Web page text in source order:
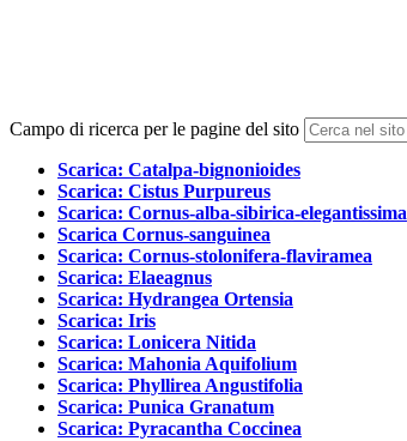
Campo di ricerca per le pagine del sito
Scarica: Catalpa-bignonioides
Scarica: Cistus Purpureus
Scarica: Cornus-alba-sibirica-elegantissima
Scarica Cornus-sanguinea
Scarica: Cornus-stolonifera-flaviramea
Scarica: Elaeagnus
Scarica: Hydrangea Ortensia
Scarica: Iris
Scarica: Lonicera Nitida
Scarica: Mahonia Aquifolium
Scarica: Phyllirea Angustifolia
Scarica: Punica Granatum
Scarica: Pyracantha Coccinea